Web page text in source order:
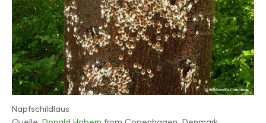
Napfschildlaus